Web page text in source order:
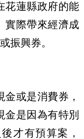
花蓮縣政府的能
實際帶來經濟成
振興券。
或是消費券，
金是因為有特別
才有預算案，